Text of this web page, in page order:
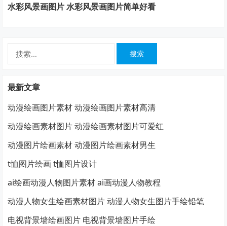
水彩风景画图片 水彩风景画图片简单好看
最新文章
动漫绘画图片素材 动漫绘画图片素材高清
动漫绘画素材图片 动漫绘画素材图片可爱红
动漫图片绘画素材 动漫图片绘画素材男生
t恤图片绘画 t恤图片设计
ai绘画动漫人物图片素材 ai画动漫人物教程
动漫人物女生绘画素材图片 动漫人物女生图片手绘铅笔
电视背景墙绘画图片 电视背景墙图片手绘